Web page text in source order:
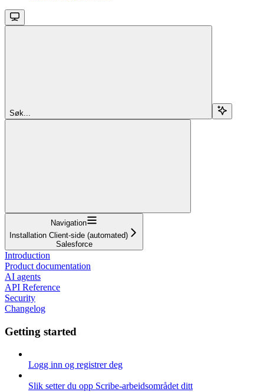
Søk...
Navigation
Installation Client-side (automated)
Salesforce
Introduction
Product documentation
AI agents
API Reference
Security
Changelog
Getting started
Logg inn og registrer deg
Slik setter du opp Scribe-arbeidsområdet ditt